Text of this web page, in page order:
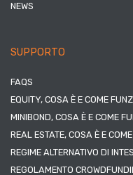
NEWS
SUPPORTO
FAQS
EQUITY, COSA È E COME
MINIBOND, COSA È E COME
REAL ESTATE, COSA È E
REGIME ALTERNATIVO DI
REGOLAMENTO